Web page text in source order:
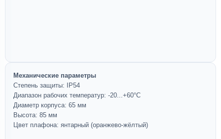
Механические параметры
Степень защиты: IP54
Диапазон рабочих температур: -20...+60°C
Диаметр корпуса: 65 мм
Высота: 85 мм
Цвет плафона: янтарный (оранжево-жёлтый)